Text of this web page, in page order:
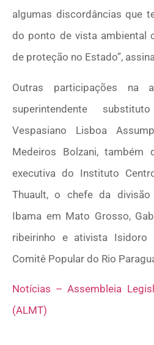
algumas discordâncias que
do ponto de vista ambiental
de proteção no Estado”,
Outras participações na
superintendente
Vespasiano Lisboa
Medeiros Bolzani, também
executiva do Instituto
Thuault, o chefe da
Ibama em Mato Grosso,
ribeirinho e ativista Isidoro
Comitê Popular do Rio
Notícias – Assembleia
(ALMT)